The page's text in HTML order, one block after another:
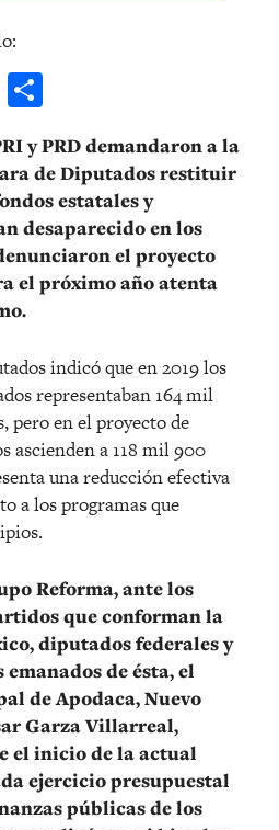
Email
y PRD demandaron a la
de Diputados restituir
estatales y
desaparecido en los
el proyecto
el próximo año atenta
indicó que en 2019 los
representaban 164 mil
pero en el proyecto de
ascienden a 118 mil 900
una reducción efectiva
a los programas que
Reforma, ante los
que conforman la
diputados federales y
emanados de ésta, el
de Apodaca, Nuevo
Garza Villarreal,
el inicio de la actual
ejercicio presupuestal
públicas de los